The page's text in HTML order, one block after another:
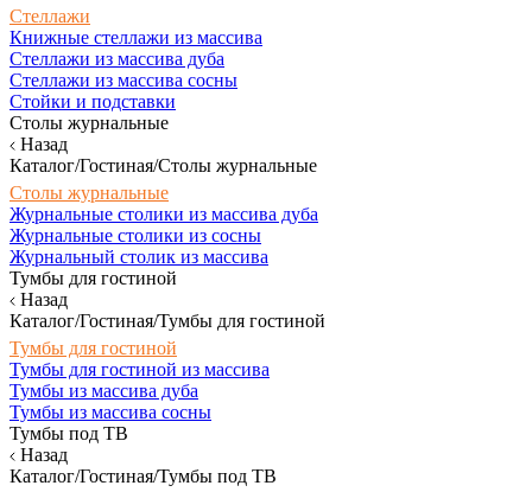
Стеллажи
Книжные стеллажи из массива
Стеллажи из массива дуба
Стеллажи из массива сосны
Стойки и подставки
Столы журнальные
Назад
Каталог/Гостиная/Столы журнальные
Столы журнальные
Журнальные столики из массива дуба
Журнальные столики из сосны
Журнальный столик из массива
Тумбы для гостиной
Назад
Каталог/Гостиная/Тумбы для гостиной
Тумбы для гостиной
Тумбы для гостиной из массива
Тумбы из массива дуба
Тумбы из массива сосны
Тумбы под ТВ
Назад
Каталог/Гостиная/Тумбы под ТВ